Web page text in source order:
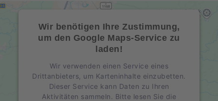
Wir benötigen Ihre Zustimmung,
um den Google Maps-Service zu
laden!
Wir verwenden einen Service eines
Drittanbieters, um Karteninhalte einzubetten.
Dieser Service kann Daten zu Ihren
Aktivitäten sammeln. Bitte lesen Sie die